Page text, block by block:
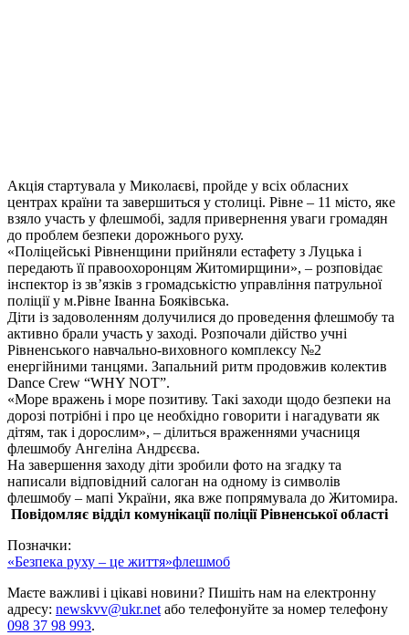
Акція стартувала у Миколаєві, пройде у всіх обласних
центрах країни та завершиться у столиці. Рівне – 11 місто, яке
взяло участь у флешмобі, задля привернення уваги громадян
до проблем безпеки дорожнього руху.
«Поліцейські Рівненщини прийняли естафету з Луцька і
передають її правоохоронцям Житомирщини», – розповідає
інспектор із зв’язків з громадськістю управління патрульної
поліції у м.Рівне Іванна Бояківська.
Діти із задоволенням долучилися до проведення флешмобу та
активно брали участь у заході. Розпочали дійство учні
Рівненського навчально-виховного комплексу №2
енергійними танцями. Запальний ритм продовжив колектив
Dance Crew “WHY NOT”.
«Море вражень і море позитиву. Такі заходи щодо безпеки на
дорозі потрібні і про це необхідно говорити і нагадувати як
дітям, так і дорослим», – ділиться враженнями учасниця
флешмобу Ангеліна Андрєєва.
На завершення заходу діти зробили фото на згадку та
написали відповідний салоган на одному із символів
флешмобу – мапі України, яка вже попрямувала до Житомира.
Повідомляє відділ комунікаціїполіції Рівненської області
Позначки:
«Безпека руху – це життя»флешмоб
Маєте важливі і цікаві новини? Пишіть нам на електронну
адресу: newskvv@ukr.netабо телефонуйте за номер телефону
098 37 98 993.